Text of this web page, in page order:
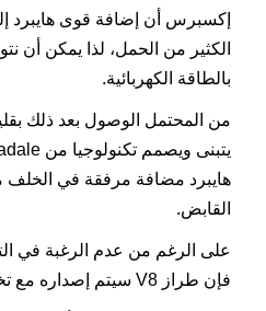
الكثير من الحمل، لذا يمكن أن
بالطاقة الكهربائية.
هايبرد مضافة مرفقة في
القابض.
فإن طراز V8 سيتم إصداره مع تخفيض الثبات قليلًا.